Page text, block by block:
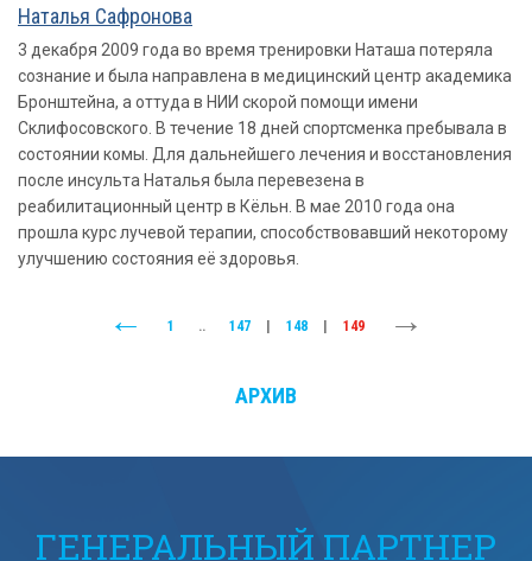
Наталья Сафронова
3 декабря 2009 года во время тренировки Наташа потеряла
сознание и была направлена в медицинский центр академика
Бронштейна, а оттуда в НИИ скорой помощи имени
Склифосовского. В течение 18 дней спортсменка пребывала в
состоянии комы. Для дальнейшего лечения и восстановления
после инсульта Наталья была перевезена в
реабилитационный центр в Кёльн. В мае 2010 года она
прошла курс лучевой терапии, способствовавший некоторому
улучшению состояния её здоровья.
1 .. 147 | 148 | 149
АРХИВ
ГЕНЕРАЛЬНЫЙ ПАРТНЕР